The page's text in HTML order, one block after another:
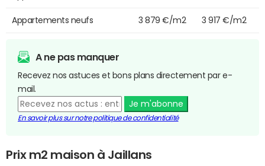
Appartements neufs 3 879 €/m2 3 917 €/m2
A ne pas manquer
Recevez nos astuces et bons plans directement par e-
mail.
Je m'abonne
En savoir plus sur notre politique de confidentialité
Prix m2 maison à Jaillans